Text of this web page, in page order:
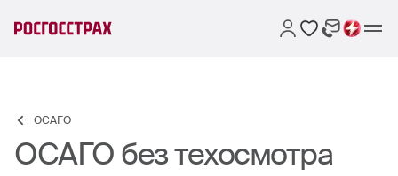
ОСАГО
ОСАГО без техосмотра